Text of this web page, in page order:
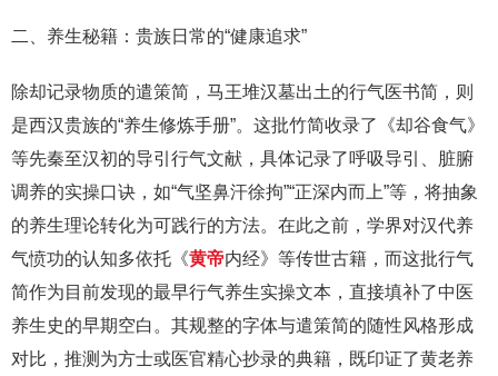
二、养生秘籍：贵族日常的“健康追求”
除却记录物质的遣策简，马王堆汉墓出土的行气医书简，则
是西汉贵族的“养生修炼手册”。这批竹简收录了《却谷食气》
等先秦至汉初的导引行气文献，具体记录了呼吸导引、脏腑
调养的实操口诀，如“气坚鼻汗徐拘”“正深内而上”等，将抽象
的养生理论转化为可践行的方法。在此之前，学界对汉代养
气愤功的认知多依托《黄帝内经》等传世古籍，而这批行气
简作为目前发现的最早行气养生实操文本，直接填补了中医
养生史的早期空白。其规整的字体与遣策简的随性风格形成
对比，推测为方士或医官精心抄录的典籍，既印证了黄老养